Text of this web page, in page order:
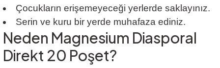
Çocukların erişemeyeceği yerlerde saklayınız.
Serin ve kuru bir yerde muhafaza ediniz.
Neden Magnesium Diasporal
Direkt 20 Poşet?